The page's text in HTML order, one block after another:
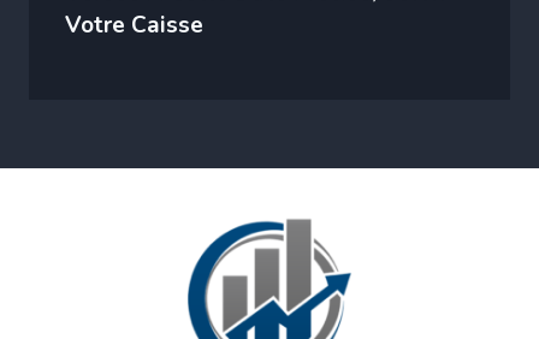
Votre Caisse